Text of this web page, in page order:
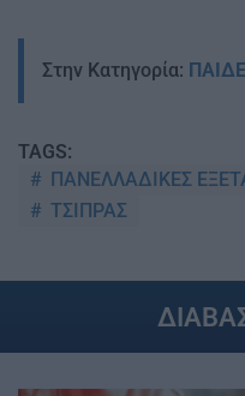
Στην Κατηγορία:
TAGS:
ΠΑΝΕΛΛΑΔΙΚΕΣ
ΤΣΙΠΡΑΣ